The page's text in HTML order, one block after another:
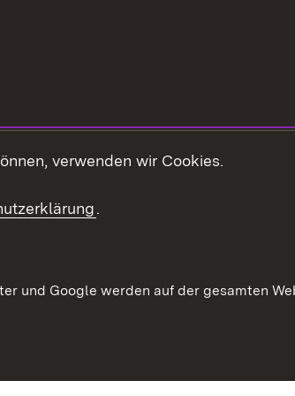
verwenden wir Cookies.
.
und Google werden auf der gesamten